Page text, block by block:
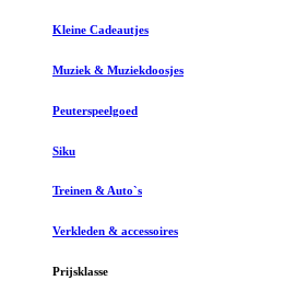
Kleine Cadeautjes
Muziek & Muziekdoosjes
Peuterspeelgoed
Siku
Treinen & Auto`s
Verkleden & accessoires
Prijsklasse